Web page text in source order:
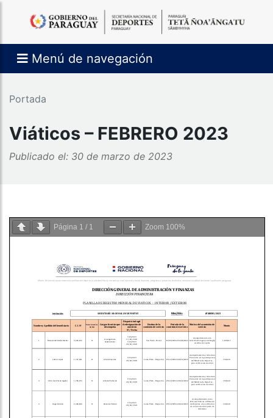
Menú de navegación
Portada
Viáticos – FEBRERO 2023
Publicado el: 30 de marzo de 2023
Página 1 / 1 Zoom 100%